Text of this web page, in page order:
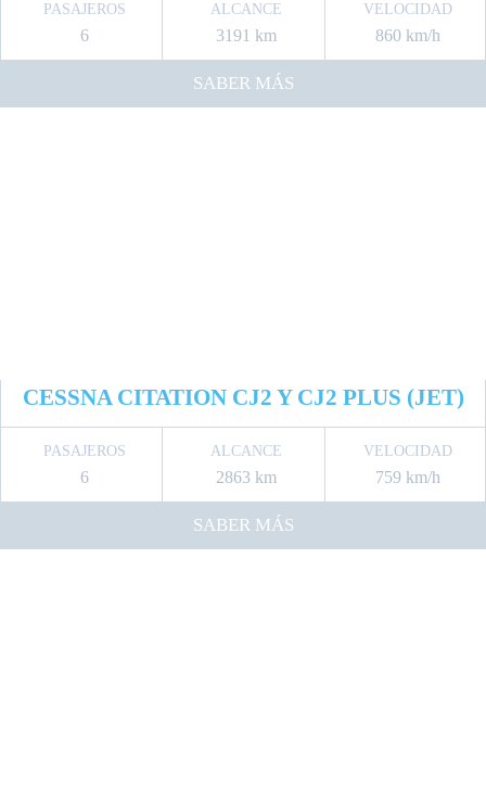
PASAJEROS
6
ALCANCE
3191 km
VELOCIDAD
860 km/h
SABER MÁS
CESSNA CITATION CJ2 Y CJ2 PLUS (JET)
PASAJEROS
6
ALCANCE
2863 km
VELOCIDAD
759 km/h
SABER MÁS